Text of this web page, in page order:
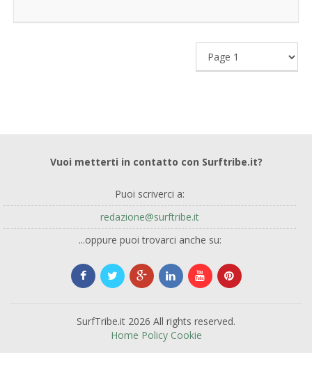
Vuoi metterti in contatto con Surftribe.it?
Puoi scriverci a:
redazione@surftribe.it
...oppure puoi trovarci anche su:
SurfTribe.it 2026 All rights reserved.
Home Policy Cookie